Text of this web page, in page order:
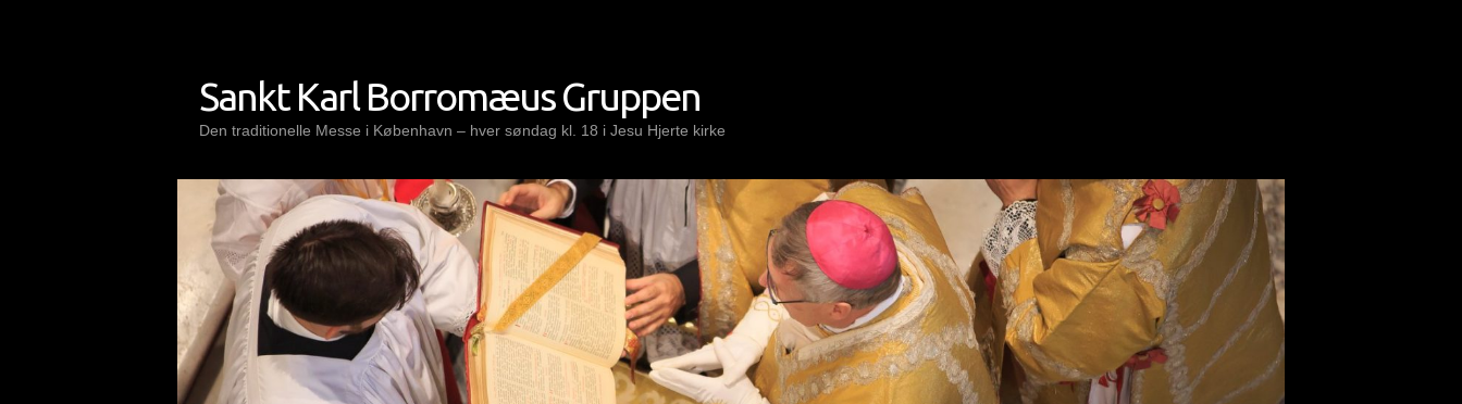
Sankt Karl Borromæus Gruppen
Den traditionelle Messe i København – hver søndag kl. 18 i Jesu Hjerte kirke